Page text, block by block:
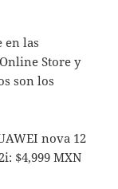
en las
Store y
son los
nova 12
$4,999 MXN